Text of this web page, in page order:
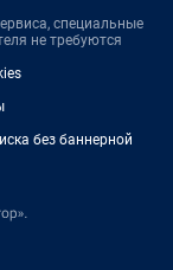
специальные
не требуются
без баннерной